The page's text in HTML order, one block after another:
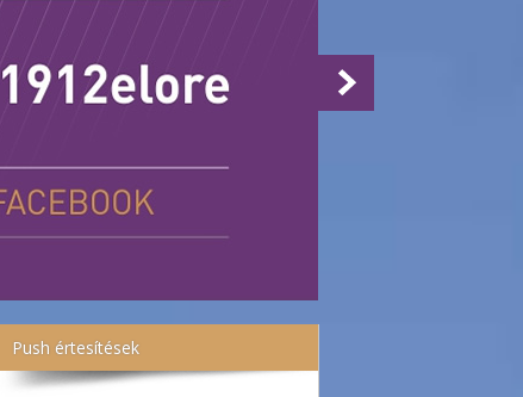
Push értesítések